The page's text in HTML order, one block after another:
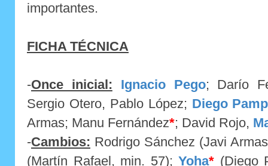
importantes.
FICHA TÉCNICA
-Once inicial: Ignacio Pego; Darío
Sergio Otero, Pablo López; Diego
Armas; Manu Fernández*; David Rojo,
-Cambios: Rodrigo Sánchez (Javi
(Martín Rafael, min. 57);Yoha* (Diego